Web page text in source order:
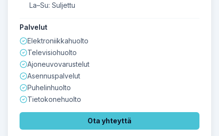
La–Su: Suljettu
Palvelut
Elektroniikkahuolto
Televisiohuolto
Ajoneuvovarustelut
Asennuspalvelut
Puhelinhuolto
Tietokonehuolto
Ota yhteyttä